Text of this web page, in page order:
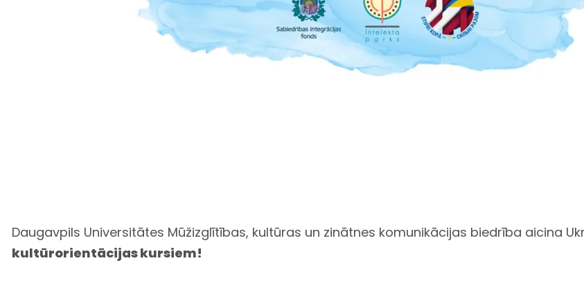
Daugavpils Universitātes Mūžizglītības, kultūras un zinātnes komunikācijas biedrība aicina
kultūrorientācijas kursiem!